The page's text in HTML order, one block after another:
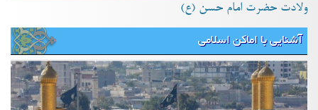
ولادت حضرت امام حسن (ع)
آشنایی با اماکن اسلامی